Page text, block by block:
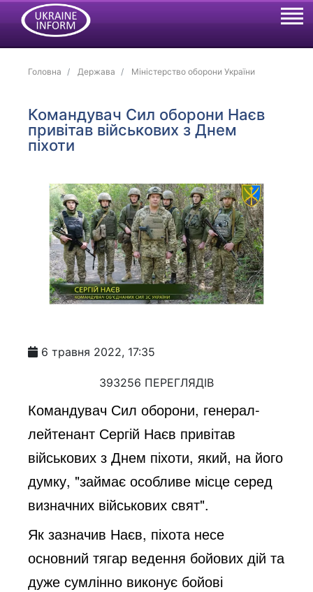
Головна Держава Міністерство оборони України
Командувач Сил оборони Наєв
привітав військових з Днем
піхоти
6 травня 2022, 17:35
393256 ПЕРЕГЛЯДІВ
Командувач Сил оборони, генерал-
лейтенант Сергій Наєв привітав
військових з Днем піхоти, який, на його
думку, "займає особливе місце серед
визначних військових свят".
Як зазначив Наєв, піхота несе
основний тягар ведення бойових дій та
дуже сумлінно виконує бойові